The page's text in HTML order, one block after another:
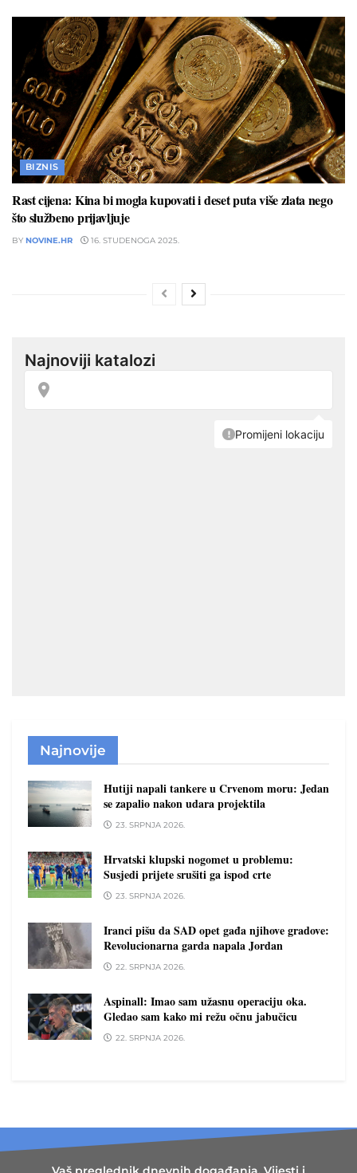
BIZNIS
Rast cijena: Kina bi mogla kupovati i deset puta više zlata nego
što službeno prijavljuje
BY NOVINE.HR 16. STUDENOGA 2025.
Najnovije
Hutiji napali tankere u Crvenom moru: Jedan
se zapalio nakon udara projektila
23. SRPNJA 2026.
Hrvatski klupski nogomet u problemu:
Susjedi prijete srušiti ga ispod crte
23. SRPNJA 2026.
Iranci pišu da SAD opet gađa njihove gradove:
Revolucionarna garda napala Jordan
22. SRPNJA 2026.
Aspinall: Imao sam užasnu operaciju oka.
Gledao sam kako mi režu očnu jabučicu
22. SRPNJA 2026.